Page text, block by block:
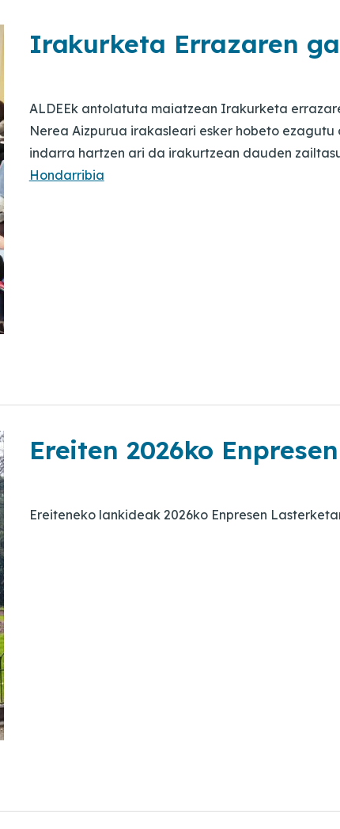
Irakurketa Errazaren
ALDEEk antolatuta maiatzean Irakurketa
Nerea Aizpurua irakasleari esker hobeto
indarra hartzen ari da irakurtzean dauden
Hondarribia
Ereiten 2026ko
Ereiteneko lankideak 2026ko Enpresen